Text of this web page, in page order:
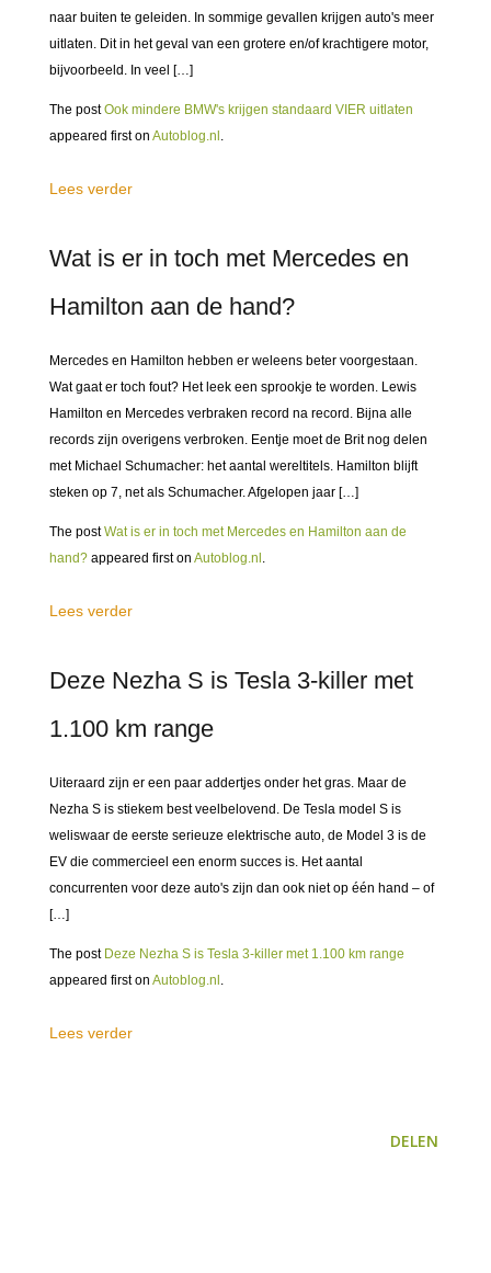
naar buiten te geleiden. In sommige gevallen krijgen auto's meer
uitlaten. Dit in het geval van een grotere en/of krachtigere motor,
bijvoorbeeld. In veel […]
The postOok mindere BMW's krijgen standaard VIER uitlaten
appeared first on Autoblog.nl .
Lees verder
Wat is er in toch met Mercedes en
Hamilton aan de hand?
Mercedes en Hamilton hebben er weleens beter voorgestaan.
Wat gaat er toch fout? Het leek een sprookje te worden. Lewis
Hamilton en Mercedes verbraken record na record. Bijna alle
records zijn overigens verbroken. Eentje moet de Brit nog delen
met Michael Schumacher: het aantal wereltitels. Hamilton blijft
steken op 7, net als Schumacher. Afgelopen jaar […]
The postWat is er in toch met Mercedes en Hamilton aan de
hand? appeared first on Autoblog.nl .
Lees verder
Deze Nezha S is Tesla 3-killer met
1.100 km range
Uiteraard zijn er een paar addertjes onder het gras. Maar de
Nezha S is stiekem best veelbelovend. De Tesla model S is
weliswaar de eerste serieuze elektrische auto, de Model 3 is de
EV die commercieel een enorm succes is. Het aantal
concurrenten voor deze auto's zijn dan ook niet op één hand – of
[…]
The post Deze Nezha S is Tesla 3-killer met 1.100 km range
appeared first on Autoblog.nl .
Lees verder
DELEN